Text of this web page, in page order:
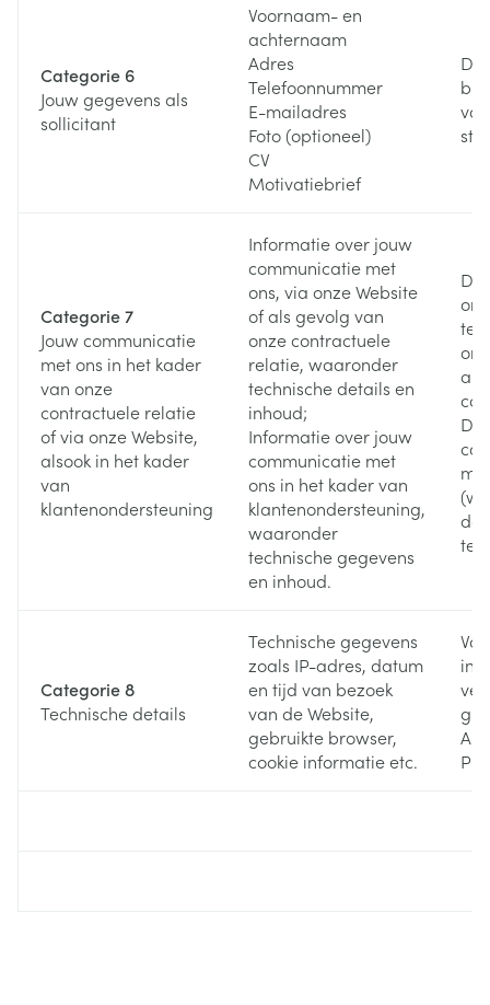
Categorie 6
Jouw gegevens als
sollicitant
Voornaam- en
achternaam
Adres
Telefoonnummer
E-mailadres
Foto (optioneel)
CV
Motivatiebrief
bij
Categorie 7
Jouw communicatie
met ons in het kader
van onze
contractuele relatie
of via onze Website,
alsook in het kader
van
klantenondersteuning
Informatie over jouw
communicatie met
ons, via onze Website
of als gevolg van
onze contractuele
relatie, waaronder
technische details en
inhoud;
Informatie over jouw
communicatie met
ons in het kader van
klantenondersteuning,
waaronder
technische gegevens
en inhoud.
dat
te
Categorie 8
Technische details
Technische gegevens
zoals IP-adres, datum
en tijd van bezoek
van de Website,
gebruikte browser,
cookie informatie etc.